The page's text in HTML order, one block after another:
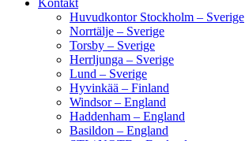
Kontakt
Huvudkontor Stockholm – Sverige
Norrtälje – Sverige
Torsby – Sverige
Herrljunga – Sverige
Lund – Sverige
Hyvinkää – Finland
Windsor – England
Haddenham – England
Basildon – England